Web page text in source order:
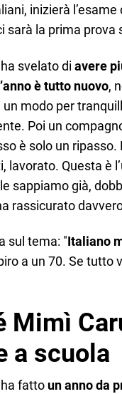
inizierà
sarà la prima
svelato di avere
è tutto nuovo,
modo per
Poi un
è solo un
lavorato. Questa è
sappiamo già,
rassicurato
sul tema: "Italiano
a un 70. Se tutto
Mimì
a scuola
fatto un anno da